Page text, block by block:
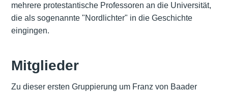
mehrere protestantische Professoren an die Universität,
die als sogenannte "Nordlichter" in die Geschichte
eingingen.
Mitglieder
Zu dieser ersten Gruppierung um Franz von Baader